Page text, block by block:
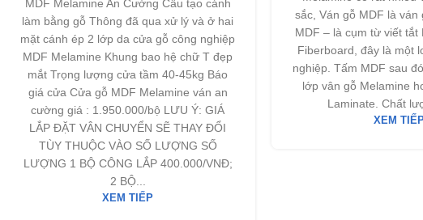
MDF Melamine An Cường Cấu tạo cánh
làm bằng gỗ Thông đã qua xử lý và ở hai
mặt cánh ép 2 lớp da cửa gỗ công nghiệp
MDF Melamine Khung bao hệ chữ T đẹp
mắt Trọng lượng cửa tầm 40-45kg Báo
giá cửa Cửa gỗ MDF Melamine ván an
cường giá : 1.950.000/bộ LƯU Ý: GIÁ
LẮP ĐẶT VÂN CHUYỂN SẼ THAY ĐỔI
TÙY THUỘC VÀO SỐ LƯỢNG SỐ
LƯỢNG 1 BỘ CÔNG LẮP 400.000/VNĐ;
2 BỘ...
XEM TIẾP
sắc, Ván gỗ MDF là ván
MDF – là cụm từ viết tắt
Fiberboard, đây là một
nghiệp. Tấm MDF sau
lớp vân gỗ Melamine
Laminate. Chất
XEM